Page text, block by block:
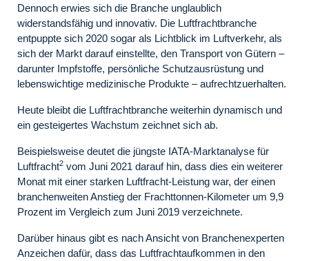
Dennoch erwies sich die Branche unglaublich
widerstandsfähig und innovativ. Die Luftfrachtbranche
entpuppte sich 2020 sogar als Lichtblick im Luftverkehr, als
sich der Markt darauf einstellte, den Transport von Gütern –
darunter Impfstoffe, persönliche Schutzausrüstung und
lebenswichtige medizinische Produkte – aufrechtzuerhalten.
Heute bleibt die Luftfrachtbranche weiterhin dynamisch und
ein gesteigertes Wachstum zeichnet sich ab.
Beispielsweise deutet die jüngste IATA-Marktanalyse für
Luftfracht2 vom Juni 2021 darauf hin, dass dies ein weiterer
Monat mit einer starken Luftfracht-Leistung war, der einen
branchenweiten Anstieg der Frachttonnen-Kilometer um 9,9
Prozent im Vergleich zum Juni 2019 verzeichnete.
Darüber hinaus gibt es nach Ansicht von Branchenexperten
Anzeichen dafür, dass das Luftfrachtaufkommen in den